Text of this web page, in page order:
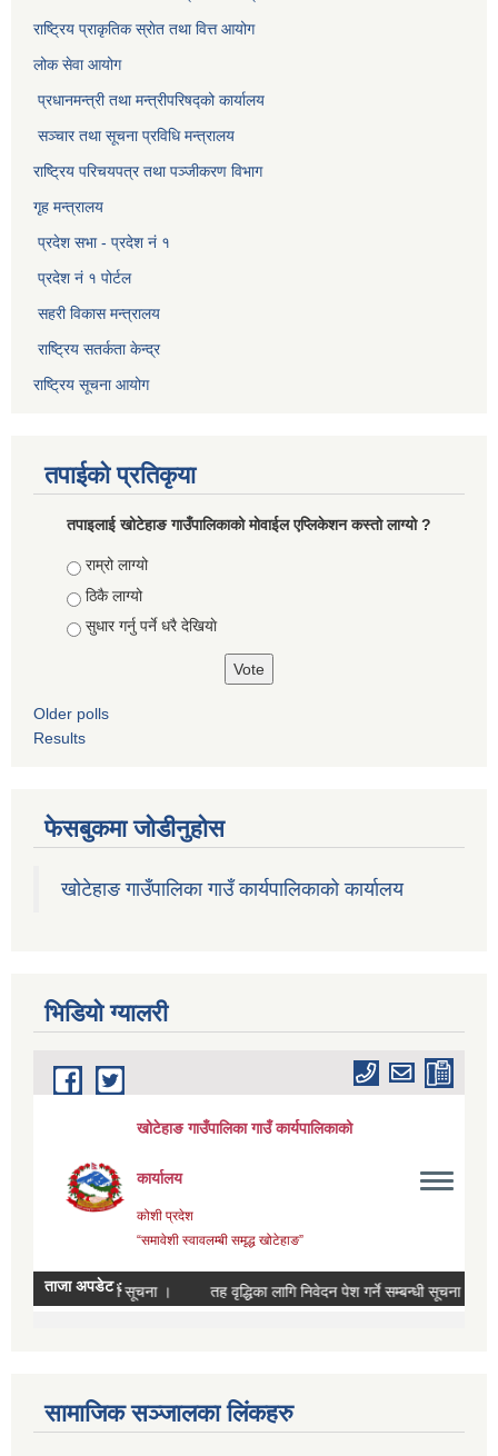
राष्ट्रिय प्राकृतिक स्राेत तथा वित्त आयोग
लोक सेवा आयोग
प्रधानमन्त्री तथा मन्त्रीपरिषद्को कार्यालय
सञ्‍चार तथा सूचना प्रविधि मन्त्रालय
राष्ट्रिय परिचयपत्र तथा पञ्जीकरण विभाग​
गृह मन्त्रालय
प्रदेश सभा - प्रदेश नं १
प्रदेश नं १ पोर्टल
सहरी विकास मन्त्रालय
राष्ट्रिय सतर्कता केन्द्र
राष्ट्रिय सूचना आयोग
तपाईको प्रतिकृया
तपाइलाई खोटेहाङ गाउँपालिकाको माेवाईल एप्लिकेशन कस्तो लाग्यो ?
Choices
राम्रो लाग्यो
ठिकै लाग्यो
सुधार गर्नु पर्ने धरै देखियाे
Older polls
Results
फेसबुकमा जोडीनुहोस
खोटेहाङ गाउँपालिका गाउँ कार्यपालिकाको कार्यालय
भिडियाे ग्यालरी
सामाजिक सञ्जालका लिंकहरु